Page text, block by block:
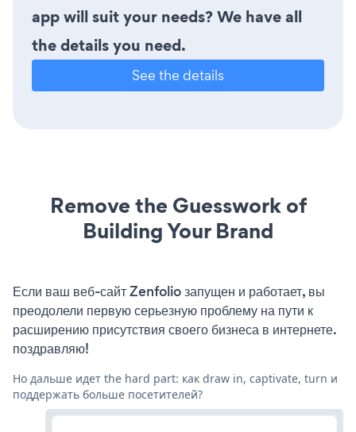
app will suit your needs? We have all
the details you need.
See the details
Remove the Guesswork of
Building Your Brand
Если ваш веб-сайт Zenfolio запущен и работает, вы
преодолели первую серьезную проблему на пути к
расширению присутствия своего бизнеса в интернете.
поздравляю!
Но дальше идет the hard part: как draw in, captivate, turn и
поддержать больше посетителей?